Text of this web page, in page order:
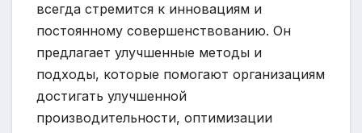
всегда стремится к инновациям и
постоянному совершенствованию. Он
предлагает улучшенные методы и
подходы, которые помогают организациям
достигать улучшенной
производительности, оптимизации